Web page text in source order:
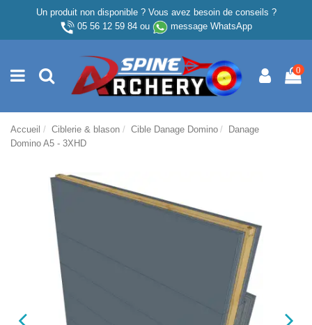
Un produit non disponible ? Vous avez besoin de conseils ?
05 56 12 59 84ou message WhatsApp
0
Accueil Ciblerie & blason Cible Danage Domino
Danage
Domino A5 - 3XHD